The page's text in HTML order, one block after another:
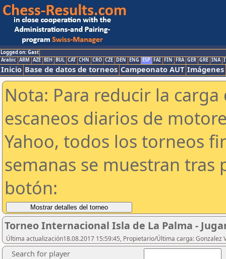
Logged on: Gast
Arabic ARM AZE BIH BUL CAT CHN CRO CZE DEN ENG ESP FAI FIN FRA GER GRE INA
Inicio Base de datos de torneos Campeonato AUT Imágenes
Nota: Para reducir la
escaneos diarios de
Yahoo, todos los torneos
semanas se muestran tras
botón:
Torneo Internacional Isla de La Palma -
Última actualización18.08.2017 15:59:45, Propietario/Última carga: Gonzalez
Search for player